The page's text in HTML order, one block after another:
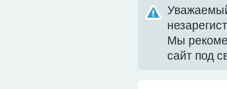
Мы
сайт под